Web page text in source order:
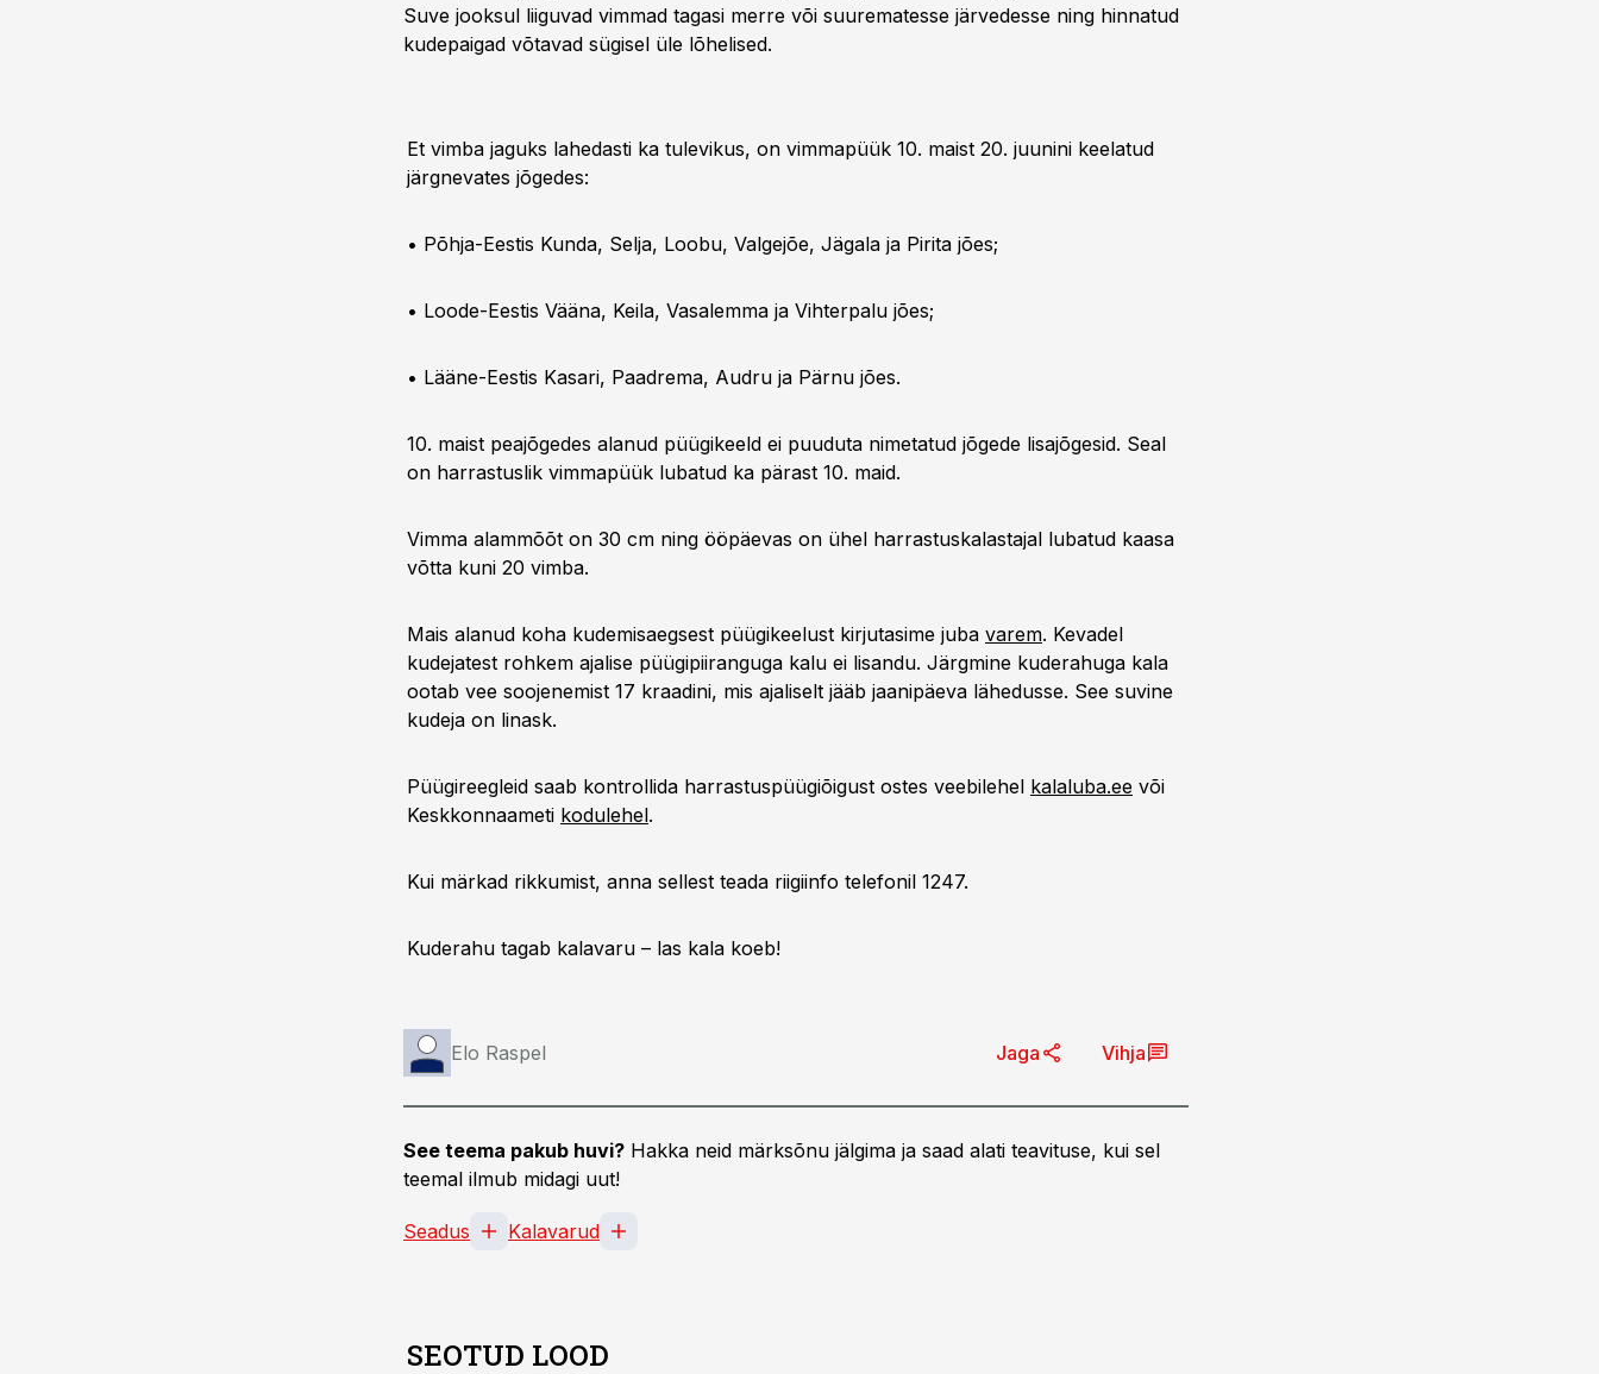
Suve jooksul liiguvad vimmad tagasi merre või suurematesse järvedesse ning hinnatud
kudepaigad võtavad sügisel üle lõhelised.
Et vimba jaguks lahedasti ka tulevikus, on vimmapüük 10. maist 20. juunini keelatud
järgnevates jõgedes:
• Põhja-Eestis Kunda, Selja, Loobu, Valgejõe, Jägala ja Pirita jões;
• Loode-Eestis Vääna, Keila, Vasalemma ja Vihterpalu jões;
• Lääne-Eestis Kasari, Paadrema, Audru ja Pärnu jões.
10. maist peajõgedes alanud püügikeeld ei puuduta nimetatud jõgede lisajõgesid. Seal
on harrastuslik vimmapüük lubatud ka pärast 10. maid.
Vimma alammõõt on 30 cm ning ööpäevas on ühel harrastuskalastajal lubatud kaasa
võtta kuni 20 vimba.
Mais alanud koha kudemisaegsest püügikeelust kirjutasime juba varem. Kevadel
kudejatest rohkem ajalise püügipiiranguga kalu ei lisandu. Järgmine kuderahuga kala
ootab vee soojenemist 17 kraadini, mis ajaliselt jääb jaanipäeva lähedusse. See suvine
kudeja on linask.
Püügireegleid saab kontrollida harrastuspüügiõigust ostes veebilehel kalaluba.ee või
Keskkonnaameti kodulehel.
Kui märkad rikkumist, anna sellest teada riigiinfo telefonil 1247.
Kuderahu tagab kalavaru – las kala koeb!
Elo Raspel Jaga Vihja
See teema pakub huvi? Hakka neid märksõnu jälgima ja saad alati teavituse, kui sel
teemal ilmub midagi uut!
Seadus Kalavarud
SEOTUD LOOD